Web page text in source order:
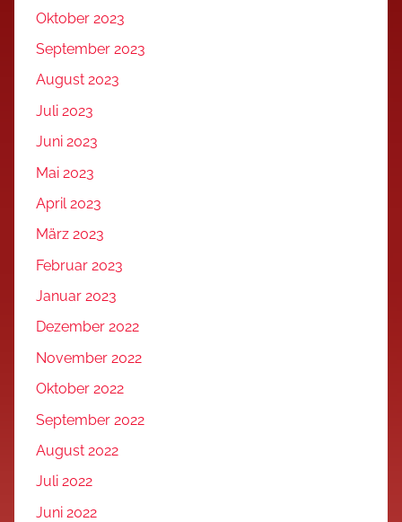
Oktober 2023
September 2023
August 2023
Juli 2023
Juni 2023
Mai 2023
April 2023
März 2023
Februar 2023
Januar 2023
Dezember 2022
November 2022
Oktober 2022
September 2022
August 2022
Juli 2022
Juni 2022